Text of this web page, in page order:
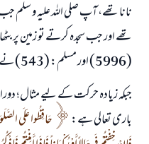
نانا تھے، آپ صلی اللہ علیہ و سلم
تھے اور جب سجدہ کرتے تو زمین
(5996) اور مسلم: (543) نے روایت کیا ہے۔
جبکہ زیادہ حرکت کے لیے مثال؛
باری تعالی ہے:
حَافِظُوا عَلَى